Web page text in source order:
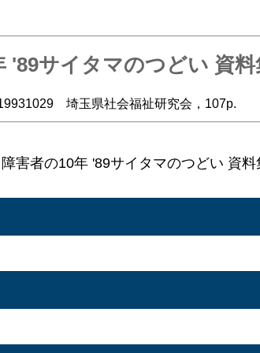
'89サイタマのつどい 資料
埼玉県社会福祉研究会，107p.
者の10年 '89サイタマのつどい 資料